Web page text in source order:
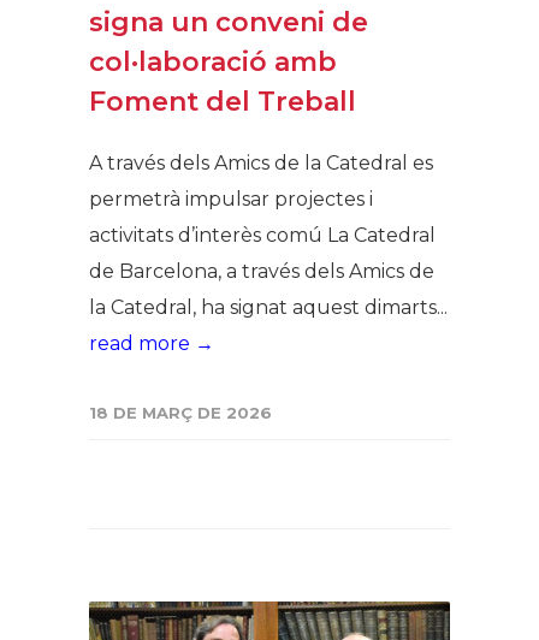
signa un conveni de
col·laboració amb
Foment del Treball
A través dels Amics de la Catedral es
permetrà impulsar projectes i
activitats d’interès comú La Catedral
de Barcelona, a través dels Amics de
la Catedral, ha signat aquest dimarts...
read more →
18 DE MARÇ DE 2026